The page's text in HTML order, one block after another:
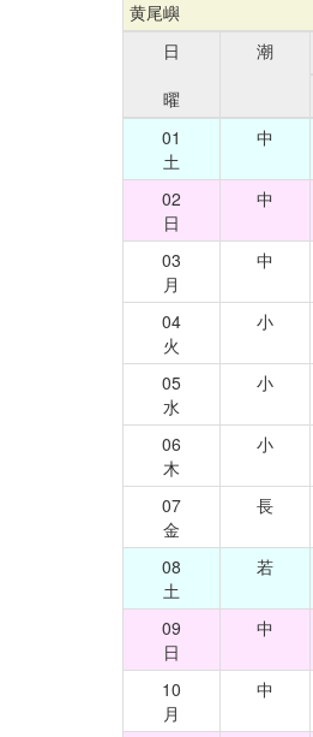
黄尾嶼
日
曜
潮
01
土
中
02
日
中
03
月
中
04
火
小
05
水
小
06
木
小
07
金
長
08
土
若
09
日
中
10
月
中